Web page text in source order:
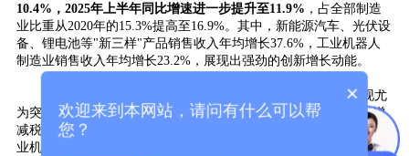
10.4%，2025年上半年同比增速进一步提升至11.9% ，占全部制造
业比重从2020年的15.3%提高至16.9%。其中，新能源汽车、光伏设
备、锂电池等"新三样"产品销售收入年均增长37.6%，工业机器人
制造业销售收入年均增长23.2%，展现出强劲的创新增长动能。
民营经济作为科技创新的重要主体，在税收政策支持下表现尤
为突出。数据显示，民营经济纳税人在"十四五"期间累计享受新增
减税降费7.2万亿元，占全部减税降费总额的72.9%。受益于此，工
业机器人、新能源汽车领域民营企业销售收入2021-2024年年均分别
×
欢迎来到本网站，请问有什么可以帮
您？